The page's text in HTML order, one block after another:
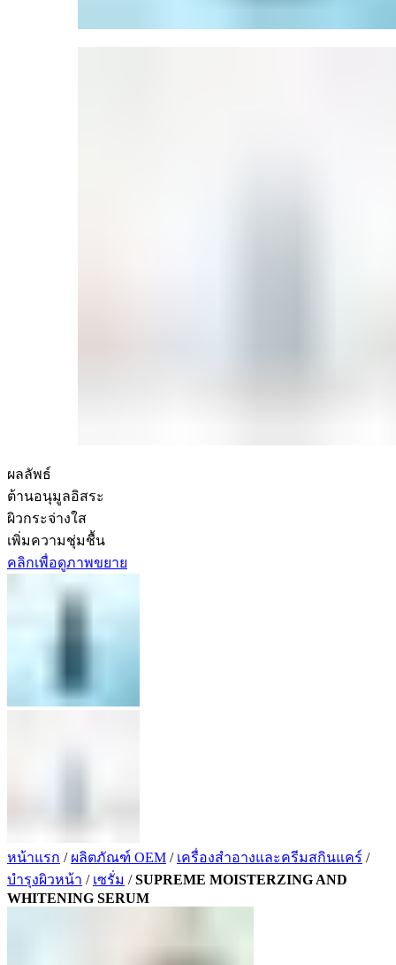
ผลลัพธ์
ต้านอนุมูลอิสระ
ผิวกระจ่างใส
เพิ่มความชุ่มชื้น
คลิกเพื่อดูภาพขยาย
หน้าแรก / ผลิตภัณฑ์ OEM / เครื่องสำอางและครีมสกินแคร์ /
บำรุงผิวหน้า / เซรั่ม /SUPREME MOISTERZING AND
WHITENING SERUM